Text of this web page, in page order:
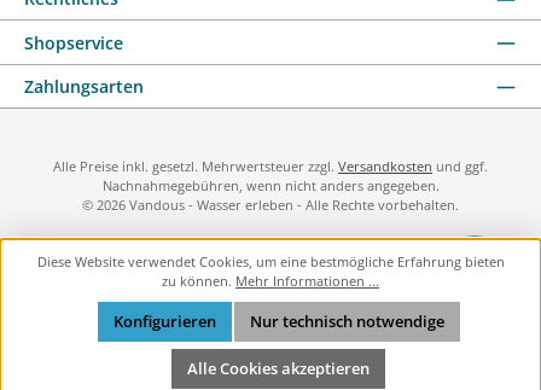
Shopservice
Zahlungsarten
Alle Preise inkl. gesetzl. Mehrwertsteuer zzgl. Versandkosten und ggf.
Nachnahmegebühren, wenn nicht anders angegeben.
© 2026 Vandous - Wasser erleben - Alle Rechte vorbehalten.
Diese Website verwendet Cookies, um eine bestmögliche Erfahrung bieten
zu können. Mehr Informationen ...
Nur technisch notwendige
Konfigurieren
Alle Cookies akzeptieren